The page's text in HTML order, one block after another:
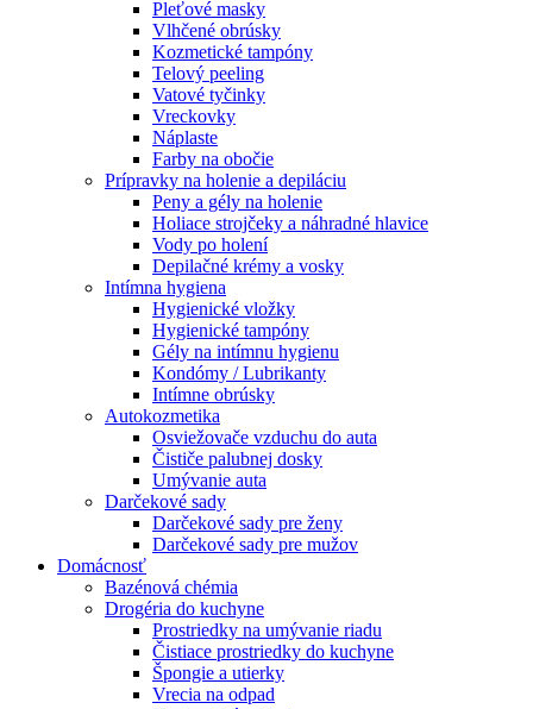
Pleťové masky
Vlhčené obrúsky
Kozmetické tampóny
Telový peeling
Vatové tyčinky
Vreckovky
Náplaste
Farby na obočie
Prípravky na holenie a depiláciu
Peny a gély na holenie
Holiace strojčeky a náhradné hlavice
Vody po holení
Depilačné krémy a vosky
Intímna hygiena
Hygienické vložky
Hygienické tampóny
Gély na intímnu hygienu
Kondómy / Lubrikanty
Intímne obrúsky
Autokozmetika
Osviežovače vzduchu do auta
Čističe palubnej dosky
Umývanie auta
Darčekové sady
Darčekové sady pre ženy
Darčekové sady pre mužov
Domácnosť
Bazénová chémia
Drogéria do kuchyne
Prostriedky na umývanie riadu
Čistiace prostriedky do kuchyne
Špongie a utierky
Vrecia na odpad